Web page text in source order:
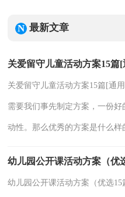
最新文章
关爱留守儿童活动方案15篇
关爱留守儿童活动方案15篇[通
需要我们事先制定方案，一份
动性。那么优秀的方案是什么
幼儿园公开课活动方案（优
幼儿园公开课活动方案（优选